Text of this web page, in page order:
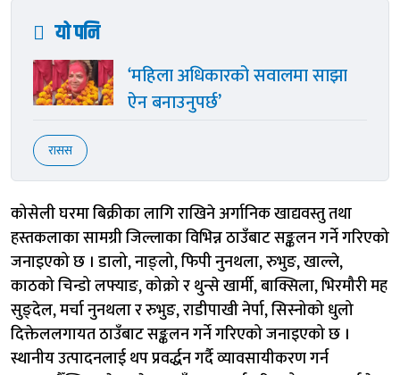
यो पनि
‘महिला अधिकारको सवालमा साझा
ऐन बनाउनुपर्छ’
रासस
कोसेली घरमा बिक्रीका लागि राखिने अर्गानिक खाद्यवस्तु तथा
हस्तकलाका सामग्री जिल्लाका विभिन्न ठाउँबाट सङ्कलन गर्ने गरिएको
जनाइएको छ । डालो, नाङ्लो, फिपी नुनथला, रुभुङ, खाल्ले,
काठको चिन्डो लफ्याङ, कोक्रो र थुन्से खार्मी, बाक्सिला, भिरमौरी मह
सुङ्देल, मर्चा नुनथला र रुभुङ, राडीपाखी नेर्पा, सिस्नोको धुलो
दिक्तेललगायत ठाउँबाट सङ्कलन गर्ने गरिएको जनाइएको छ ।
स्थानीय उत्पादनलाई थप प्रवर्द्धन गर्दै व्यावसायीकरण गर्न